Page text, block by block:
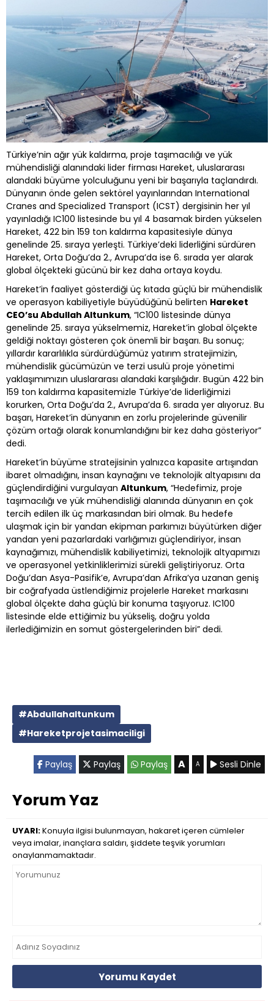
Türkiye’nin ağır yük kaldırma, proje taşımacılığı ve yük
mühendisliği alanındaki lider firması Hareket, uluslararası
alandaki büyüme yolculuğunu yeni bir başarıyla taçlandırdı.
Dünyanın önde gelen sektörel yayınlarından International
Cranes and Specialized Transport (ICST) dergisinin her yıl
yayınladığı IC100 listesinde bu yıl 4 basamak birden yükselen
Hareket, 422 bin 159 ton kaldırma kapasitesiyle dünya
genelinde 25. sıraya yerleşti. Türkiye’deki liderliğini sürdüren
Hareket, Orta Doğu’da 2., Avrupa’da ise 6. sırada yer alarak
global ölçekteki gücünü bir kez daha ortaya koydu.
Hareket’in faaliyet gösterdiği üç kıtada güçlü bir mühendislik
ve operasyon kabiliyetiyle büyüdüğünü belirten Hareket
CEO’su Abdullah Altunkum, “IC100 listesinde dünya
genelinde 25. sıraya yükselmemiz, Hareket’in global ölçekte
geldiği noktayı gösteren çok önemli bir başarı. Bu sonuç;
yıllardır kararlılıkla sürdürdüğümüz yatırım stratejimizin,
mühendislik gücümüzün ve terzi usulü proje yönetimi
yaklaşımımızın uluslararası alandaki karşılığıdır. Bugün 422 bin
159 ton kaldırma kapasitemizle Türkiye’de liderliğimizi
korurken, Orta Doğu’da 2., Avrupa’da 6. sırada yer alıyoruz. Bu
başarı, Hareket’in dünyanın en zorlu projelerinde güvenilir
çözüm ortağı olarak konumlandığını bir kez daha gösteriyor”
dedi.
Hareket’in büyüme stratejisinin yalnızca kapasite artışından
ibaret olmadığını, insan kaynağını ve teknolojik altyapısını da
güçlendirdiğini vurgulayan Altunkum, “Hedefimiz, proje
taşımacılığı ve yük mühendisliği alanında dünyanın en çok
tercih edilen ilk üç markasından biri olmak. Bu hedefe
ulaşmak için bir yandan ekipman parkımızı büyütürken diğer
yandan yeni pazarlardaki varlığımızı güçlendiriyor, insan
kaynağımızı, mühendislik kabiliyetimizi, teknolojik altyapımızı
ve operasyonel yetkinliklerimizi sürekli geliştiriyoruz. Orta
Doğu’dan Asya-Pasifik’e, Avrupa’dan Afrika’ya uzanan geniş
bir coğrafyada üstlendiğimiz projelerle Hareket markasını
global ölçekte daha güçlü bir konuma taşıyoruz. IC100
listesinde elde ettiğimiz bu yükseliş, doğru yolda
ilerlediğimizin en somut göstergelerinden biri” dedi.
#Abdullahaltunkum
#Hareketprojetasimaciligi
Paylaş Paylaş Paylaş A A Sesli Dinle
Yorum Yaz
UYARI:Konuyla ilgisi bulunmayan, hakaret içeren cümleler
veya imalar, inançlara saldırı, şiddete teşvik yorumları
onaylanmamaktadır.
Yorumu Kaydet